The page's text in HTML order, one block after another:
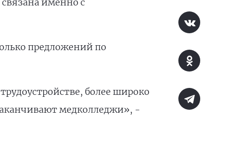
предложений по
более широко
медколледжи», -